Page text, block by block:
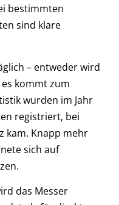
bestimmten
sind klare
– entweder wird
kommt zum
wurden im Jahr
registriert, bei
kam. Knapp mehr
sich auf
das Messer